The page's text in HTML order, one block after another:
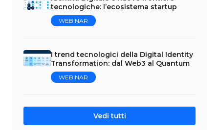
tecnologiche: l’ecosistema startup
WEBINAR
I trend tecnologici della Digital Identity
Transformation: dal Web3 al Quantum
WEBINAR
Vedi tutti